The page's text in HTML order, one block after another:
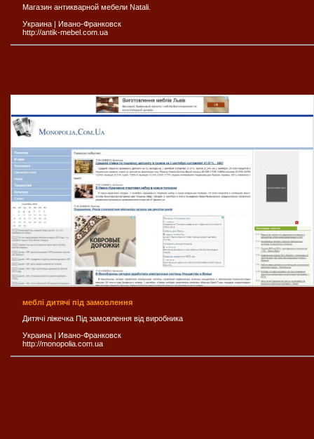
Магазин антикварной мебели Natali.
Украина | Ивано-Франковск
http://antik-mebel.com.ua
меблі дитячі під замовлення
Дитячі ліжечка Під замовлення від виробника
Украина | Ивано-Франковск
http://monopolia.com.ua